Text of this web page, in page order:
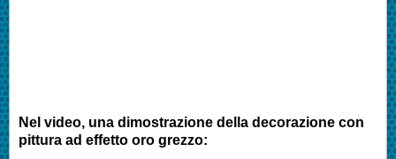
Nel video, una dimostrazione della decorazione con
pittura ad effetto oro grezzo: